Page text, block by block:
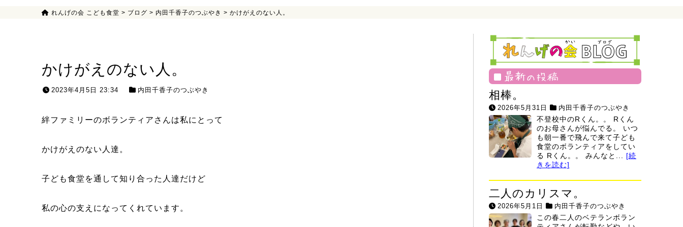
れんげの会 こども食堂 > ブログ > 内田千香子のつぶやき > かけがえのない人。
かけがえのない人。
2023年4月5日 23:34 内田千香子のつぶやき
絆ファミリーのボランティアさんは私にとって
かけがえのない人達。
子ども食堂を通して知り合った人達だけど
私の心の支えになってくれています。
最新の投稿
相棒。
2026年5月31日 内田千香子のつぶやき
不登校中のRくん。。 Rくん
のお母さんが悩んでる。 いつ
も朝一番で飛んで来て子ども
食堂のボランティアをしてい
る Rくん。。 みんなと... [続
きを読む]
二人のカリスマ。
2026年5月1日 内田千香子のつぶやき
この春二人のベテランボラン